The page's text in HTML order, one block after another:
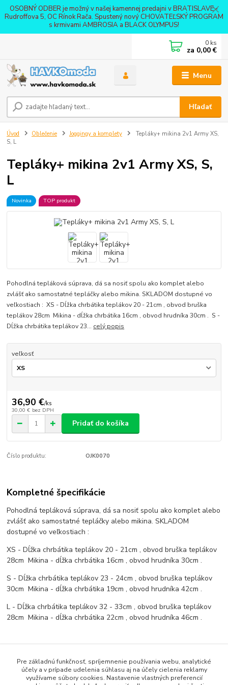
OSOBNÝ ODBER je možný v našej kamennej predajni v BRATISLAVE -
Rudroffova 5, OC Rínok Rača. Spustený nový CHOVATEĽSKÝ PROGRAM
s krmivami AMBROSIA a BLACK OLYMPUS!
Menu
Hľadať
0 ks
za 0,00 €
Úvod Oblečenie Joggingy a komplety
Tepláky+ mikina 2v1 Army XS,
S, L
Tepláky+ mikina 2v1 Army XS, S,
L
Novinka TOP produkt
Pohodlná tepláková súprava, dá sa nosiť spolu ako komplet alebo
zvlášť ako samostatné tepláčky alebo mikina. SKLADOM dostupné vo
veľkostiach : XS - Dĺžka chrbátika teplákov 20 - 21cm , obvod bruška
teplákov 28cm Mikina - dĺžka chrbátika 16cm , obvod hrudníka 30cm . S -
Dĺžka chrbátika teplákov 23... celý popis
veľkosť
36,90 €/ks
30,00 € bez DPH
Pridať do košíka
Číslo produktu: OJK0070
Kompletné špecifikácie
Pohodlná tepláková súprava, dá sa nosiť spolu ako komplet alebo
zvlášť ako samostatné tepláčky alebo mikina. SKLADOM
dostupné vo veľkostiach :
XS - Dĺžka chrbátika teplákov 20 - 21cm , obvod bruška teplákov
28cm Mikina - dĺžka chrbátika 16cm , obvod hrudníka 30cm .
S - Dĺžka chrbátika teplákov 23 - 24cm , obvod bruška teplákov
30cm Mikina - dĺžka chrbátika 19cm , obvod hrudníka 42cm .
L - Dĺžka chrbátika teplákov 32 - 33cm , obvod bruška teplákov
28cm Mikina - dĺžka chrbátika 22cm , obvod hrudníka 46cm .
Tovar zaradený v kategóriách
Pre základnú funkčnosť, spríjemnenie používania webu, analytické
účely a v prípade udelenia súhlasu aj na účely cielenia reklamy
využívame súbory cookies. Nastavenie vlastných preferencií